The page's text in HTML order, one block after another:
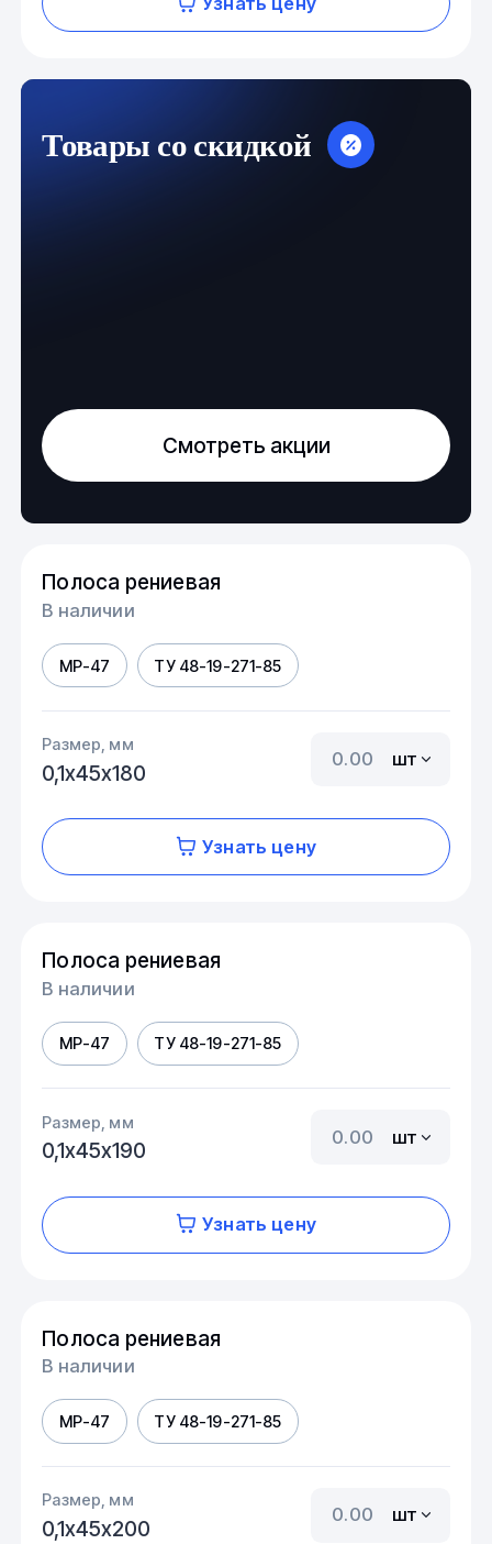
Товары со скидкой
Смотреть акции
Полоса рениевая
В наличии
МР-47 ТУ 48-19-271-85
Размер, мм
0,1х45х180
шт
Узнать цену
Полоса рениевая
В наличии
МР-47 ТУ 48-19-271-85
Размер, мм
0,1х45х190
шт
Узнать цену
Полоса рениевая
В наличии
МР-47 ТУ 48-19-271-85
Размер, мм
0,1х45х200
шт